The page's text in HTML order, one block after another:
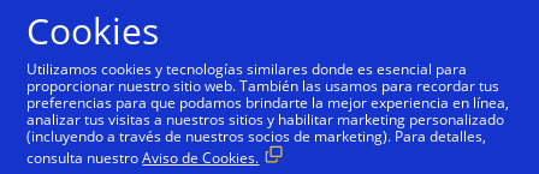
Visa Direct y desembolsos de
nómina
Cookies
Utilizamos cookies y tecnologías similares donde es esencial para
proporcionar nuestro sitio web. También las usamos para recordar tus
preferencias para que podamos brindarte la mejor experiencia en línea,
analizar tus visitas a nuestros sitios y habilitar marketing personalizado
(incluyendo a través de nuestros socios de marketing). Para detalles,
consulta nuestroAviso de Cookies.